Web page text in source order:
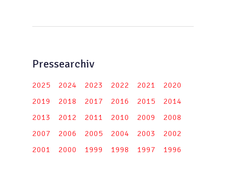
Pressearchiv
2025 2024 2023 2022 2021
2020
2019
2018 2017 2016 2015
2014
2013
2012 2011 2010 2009
2008
2007
2006 2005 2004 2003
2002
2001
2000 1999 1998 1997 1996